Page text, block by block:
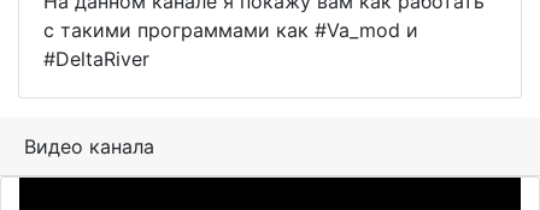
с такими программами как #Va_mod и
#DeltaRiver
Видео канала